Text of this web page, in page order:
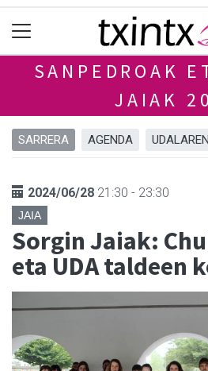
SANPEDROAK
JAIAK
SARRERA AGENDA
2024/06/28 21:30 - 23:30
JAIA
Sorgin Jaiak:
eta UDA taldeen